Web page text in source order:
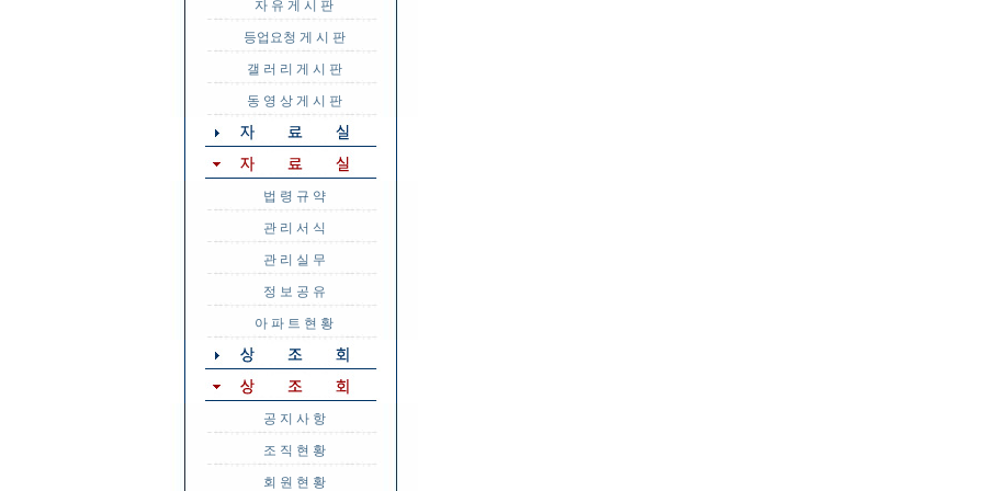
자 유 게 시 판
등업요청 게 시 판
갤 러 리 게 시 판
동 영 상 게 시 판
법 령 규 약
관 리 서 식
관 리 실 무
정 보 공 유
아 파 트 현 황
공 지 사 항
조 직 현 황
회 원 현 황